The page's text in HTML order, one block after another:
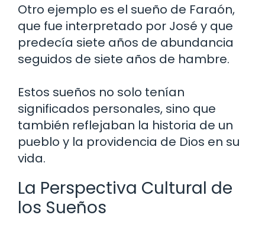
Otro ejemplo es el sueño de Faraón,
que fue interpretado por José y que
predecía siete años de abundancia
seguidos de siete años de hambre.
Estos sueños no solo tenían
significados personales, sino que
también reflejaban la historia de un
pueblo y la providencia de Dios en su
vida.
La Perspectiva Cultural de
los Sueños